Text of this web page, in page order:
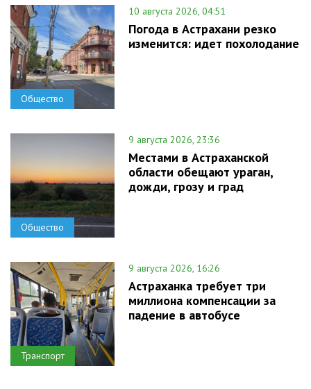
Общество
10 августа 2026, 04:51
Погода в Астрахани резко
изменится: идет похолодание
Общество
9 августа 2026, 23:36
Местами в Астраханской
области обещают ураган,
дожди, грозу и град
Транспорт
9 августа 2026, 16:26
Астраханка требует три
миллиона компенсации за
падение в автобусе